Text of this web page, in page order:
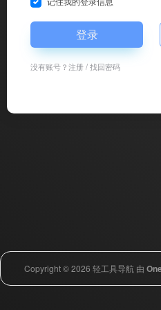
登录
没有账号？注册/找回密码
Copyright © 2026 轻工具导航 由